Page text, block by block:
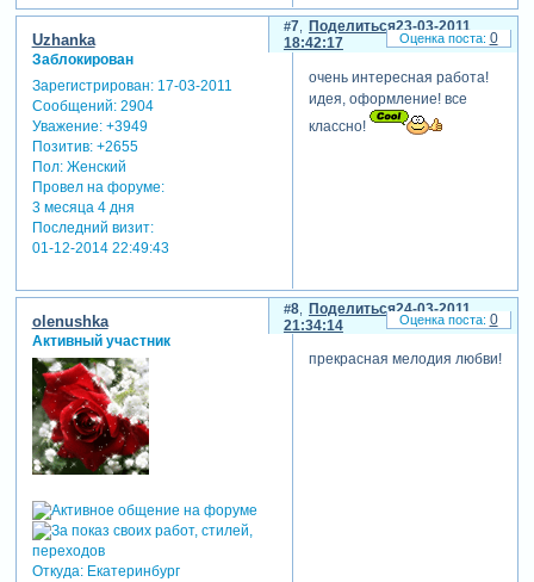
Поделиться
7
23-03-2011
18:42:17
Uzhanka
Заблокирован
Зарегистрирован: 17-03-2011
Сообщений:2904
Уважение: +3949
Позитив: +2655
Пол:Женский
Провел на форуме:
3 месяца 4 дня
Последний визит:
01-12-2014 22:49:43
очень интересная работа!
идея, оформление! все
классно!
0
Поделиться
8
24-03-2011
21:34:14
olenushka
Активный участник
Откуда:Екатеринбург
прекрасная мелодия любви!
0